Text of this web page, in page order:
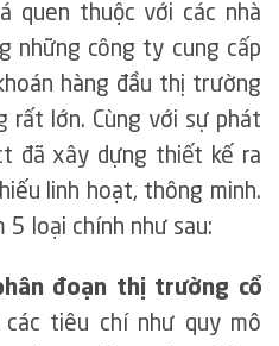
quen thuộc với các nhà
những công ty cung cấp
hàng đầu thị trường
rất lớn. Cùng với sự phát
đã xây dựng thiết kế ra
linh hoạt, thông minh.
5 loại chính như sau:
đoạn thị trường cổ
các tiêu chí như quy mô